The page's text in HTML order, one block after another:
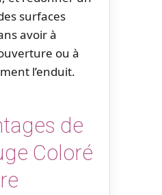
surfaces
avoir à
ou à
l’enduit.
de
Coloré